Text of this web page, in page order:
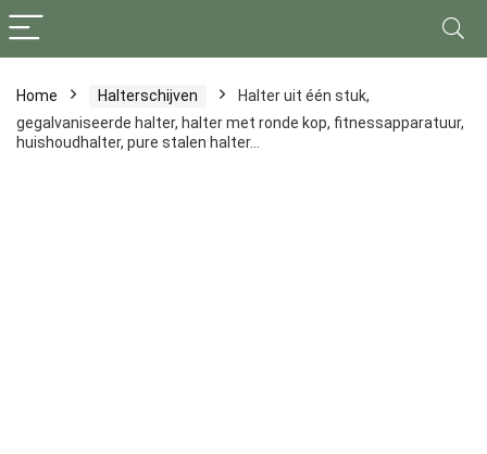
Home Halterschijven
Halter uit één stuk,
gegalvaniseerde halter, halter met ronde kop, fitnessapparatuur,
huishoudhalter, pure stalen halter…